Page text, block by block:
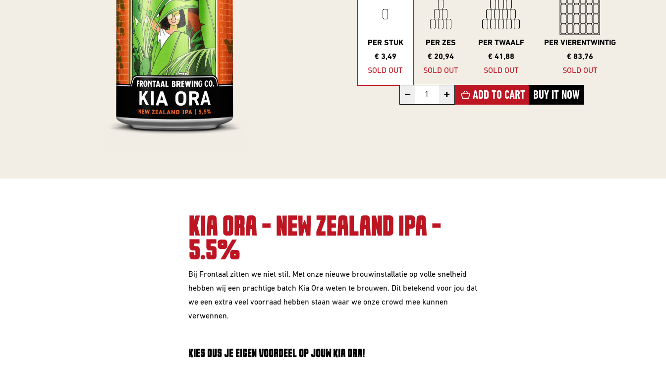
PER STUK
€ 3,49
SOLD OUT
PER ZES
€ 20,94
SOLD OUT
PER TWAALF
€ 41,88
SOLD OUT
PER VIERENTWINTIG
€ 83,76
SOLD OUT
− + ADD TO CART BUY IT NOW
KIA ORA - NEW ZEALAND IPA -
5.5%
Bij Frontaal zitten we niet stil. Met onze nieuwe brouwinstallatie op volle snelheid
hebben wij een prachtige batch Kia Ora weten te brouwen. Dit betekend voor jou dat
we een extra veel voorraad hebben staan waar we onze crowd mee kunnen
verwennen.
KIES DUS JE EIGEN VOORDEEL OP JOUW KIA ORA!